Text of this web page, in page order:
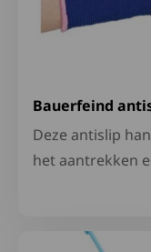
Bauerfeind
Deze antislip
het aantrekken
Lees meer over